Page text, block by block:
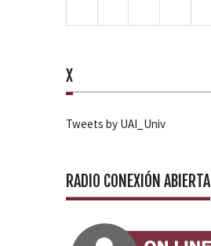
X
Tweets by UAI_Univ
RADIO CONEXIÓN ABIERTA